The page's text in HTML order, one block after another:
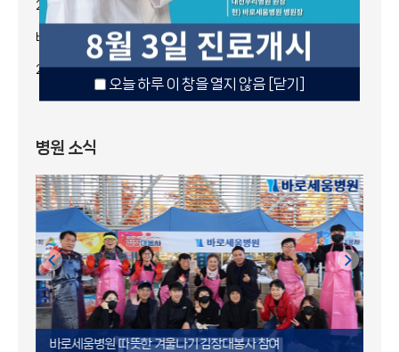
2026년 8월 3일(월) 부터 .. 2026-07-23
바로세움병원에 새롭게 합.. 2026-07-22
2026년 7월 아~주 칭찬해! .. 2026-07-02
병원 소식
바로세움병원 따뜻한 겨울나기 김장대봉사 참여
오늘 하루 이 창을 열지 않음 [닫기]
오늘 하루 이 창을 열지 않음 [닫기]
오늘 하루 이 창을 열지 않음 [닫기]
오늘 하루 이 창을 열지 않음 [닫기]